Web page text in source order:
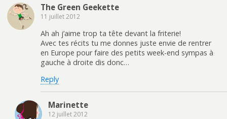
The Green Geekette
11 juillet 2012
Ah ah j’aime trop ta tête devant la friterie!
Avec tes récits tu me donnes juste envie de rentrer
en Europe pour faire des petits week-end sympas à
gauche à droite dis donc…
Reply
Marinette
12 juillet 2012